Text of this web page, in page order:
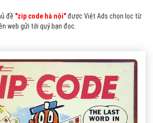
đề "zip code hà nội"được Việt Ads chọn lọc từ
web gửi tới quý bạn đọc.